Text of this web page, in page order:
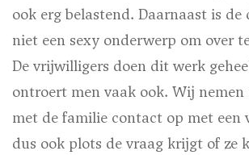
ook erg belastend. Daarnaast is de
niet een sexy onderwerp om over
De vrijwilligers doen dit werk
ontroert men vaak ook. Wij nemen
met de familie contact op met een
dus ook plots de vraag krijgt of ze